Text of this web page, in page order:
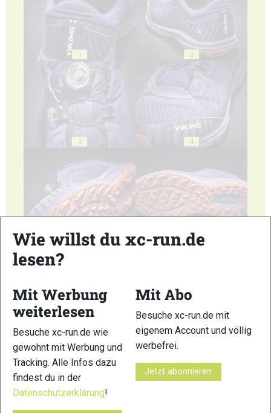
1 2
3 4
7 8
Wie willst du xc-run.de
lesen?
Mit Werbung
weiterlesen
Besuche xc-run.de wie
gewohnt mit Werbung und
Tracking. Alle Infos dazu
findest du in der
Datenschutzerklärung!
Mit Abo
Besuche xc-run.de mit
eigenem Account und völlig
werbefrei.
Jetzt abonnieren